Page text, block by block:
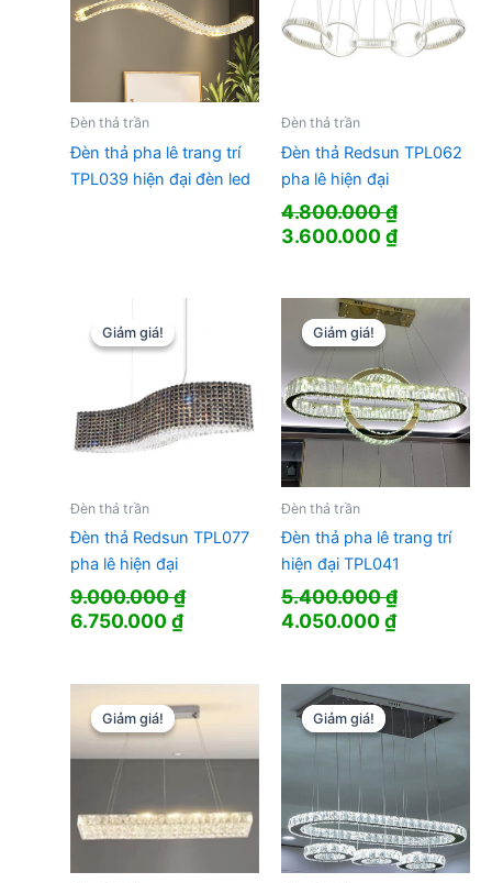
Đèn thả trần
Đèn thả pha lê trang trí
TPL039 hiện đại đèn led
Đèn thả trần
Đèn thả Redsun TPL062
pha lê hiện đại
4.800.000₫
Giá
4.800.000 ₫.
3.600.000₫Giá
là:
Giảm giá!
Giảm giá!
Đèn thả trần
Đèn thả Redsun TPL077
pha lê hiện đại
9.000.000₫
Giá
6.750.000₫Giá
6.750.000 ₫.
Giảm giá!
Giảm giá!
Đèn thả trần
Đèn thả pha lê trang trí
hiện đại TPL041
5.400.000₫
Giá
5.400.000 ₫.
4.050.000₫Giá
Giảm giá!
Giảm giá! Giảm giá!
Giảm giá!